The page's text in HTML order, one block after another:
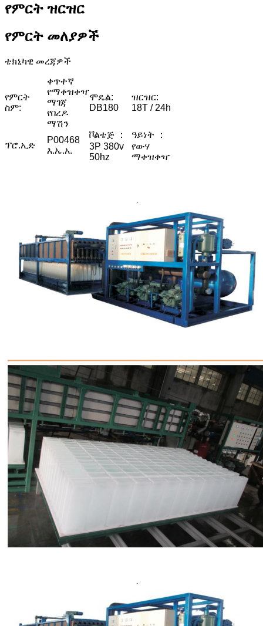
የምርት ዝርዝር
የምርት መለያዎች
ቴክኒካዊ መረጃዎች
የምርት
ስም:
ቀጥተኛ
የማቀዝቀዣ
ማገጃ
የበረዶ
ማሽን
ሞዴል:
DB180
ዝርዝር:
18T / 24h
ፕሮ.ኢድ
P00468
እ.ኤ.አ.
ቮልቴጅ ：
3P 380v
50hz
ዓይነት ：
የውሃ
ማቀዝቀዣ